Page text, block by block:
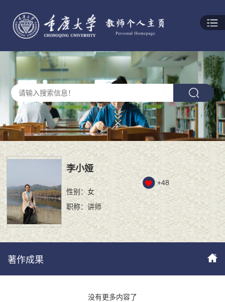
李小娅
性别：女
职称：讲师
+48
著作成果
没有更多内容了